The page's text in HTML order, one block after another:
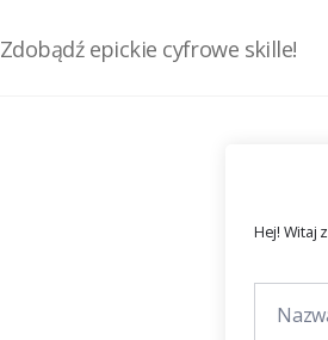
Zdobądź epickie cyfrowe skille!
Hej! Witaj